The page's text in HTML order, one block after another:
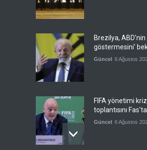
Brezilya, ABD'nin
göstermesini'
Güncel 6 Ağustos
FIFA yönetimi kriz
toplantısını
Güncel 6 Ağustos